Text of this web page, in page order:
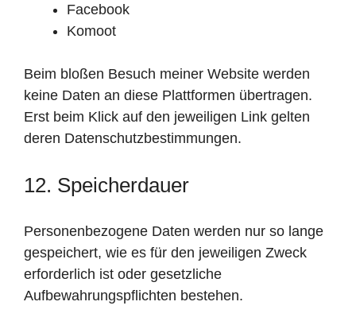
Facebook
Komoot
Beim bloßen Besuch meiner Website werden
keine Daten an diese Plattformen übertragen.
Erst beim Klick auf den jeweiligen Link gelten
deren Datenschutzbestimmungen.
12. Speicherdauer
Personenbezogene Daten werden nur so lange
gespeichert, wie es für den jeweiligen Zweck
erforderlich ist oder gesetzliche
Aufbewahrungspflichten bestehen.